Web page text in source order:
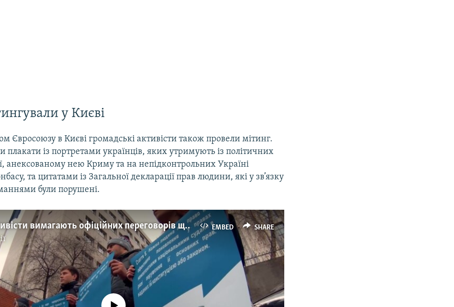
у Києві
Євросоюзу в Києві громадські активісти також провели мітинг.
плакати із портретами українців, яких утримують із політичних
анексованому нею Криму та на непідконтрольних Україні
та цитатами із Загальної декларації прав людини, які у зв’язку
були порушені.
EMBED SHARE
У Києві активісти вимагають офіційних переговорів щодо звільнення всіх «в’язнів Кремля» – відео
No media source currently available